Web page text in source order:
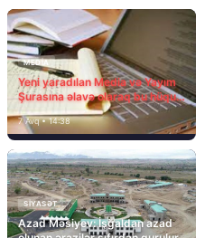
MEDİA
Yeni yaradılan Media və Yayım
Şurasına əlavə olaraq bu hüquq
və vəzifələr də verilib
7 Avq • 14:38
SIYASƏT
Azad Məsiyev: İşğaldan azad